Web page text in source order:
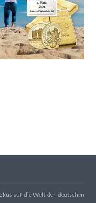
auf die Welt der deutschen